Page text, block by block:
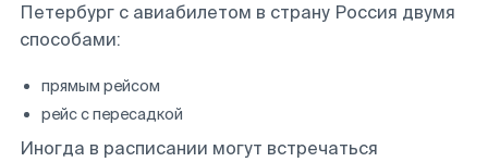
Петербург с авиабилетом в страну Россия двумя
способами:
прямым рейсом
рейс с пересадкой
Иногда в расписании могут встречаться